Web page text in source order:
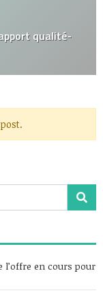
qualité-
l’offre en cours pour